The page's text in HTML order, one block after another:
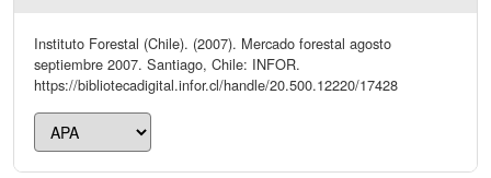
Instituto Forestal (Chile). (2007). Mercado forestal agosto
septiembre 2007. Santiago, Chile: INFOR.
https://bibliotecadigital.infor.cl/handle/20.500.12220/17428